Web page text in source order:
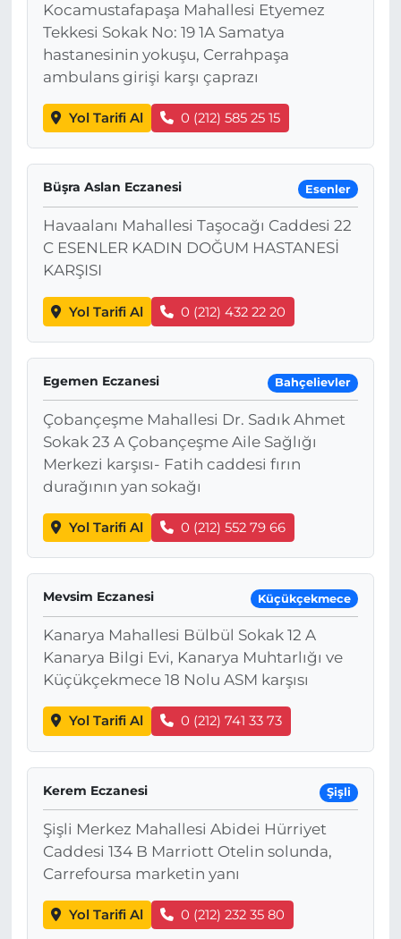
Kocamustafapaşa Mahallesi Etyemez
Tekkesi Sokak No: 19 1A Samatya
hastanesinin yokuşu, Cerrahpaşa
ambulans girişi karşı çaprazı
Yol Tarifi Al 0 (212) 585 25 15
Büşra Aslan Eczanesi Esenler
Havaalanı Mahallesi Taşocağı Caddesi 22
C ESENLER KADIN DOĞUM HASTANESİ
KARŞISI
Yol Tarifi Al 0 (212) 432 22 20
Egemen Eczanesi Bahçelievler
Çobançeşme Mahallesi Dr. Sadık Ahmet
Sokak 23 A Çobançeşme Aile Sağlığı
Merkezi karşısı- Fatih caddesi fırın
durağının yan sokağı
Yol Tarifi Al 0 (212) 552 79 66
Mevsim Eczanesi Küçükçekmece
Kanarya Mahallesi Bülbül Sokak 12 A
Kanarya Bilgi Evi, Kanarya Muhtarlığı ve
Küçükçekmece 18 Nolu ASM karşısı
Yol Tarifi Al 0 (212) 741 33 73
Kerem Eczanesi Şişli
Şişli Merkez Mahallesi Abidei Hürriyet
Caddesi 134 B Marriott Otelin solunda,
Carrefoursa marketin yanı
Yol Tarifi Al 0 (212) 232 35 80